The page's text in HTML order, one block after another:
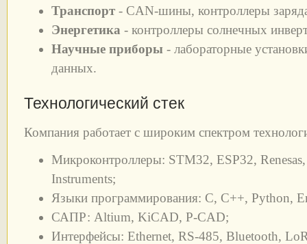
Транспорт - CAN-шины, контроллеры
Энергетика - контроллеры солнечных
Научные приборы - лабораторные
данных.
Технологический стек
Компания работает с широким спектром
Микроконтроллеры: STM32, ESP32,
Instruments;
Языки программирования: C, C++, Python,
САПР: Altium, KiCAD, P-CAD;
Интерфейсы: Ethernet, RS-485, Bluetooth,